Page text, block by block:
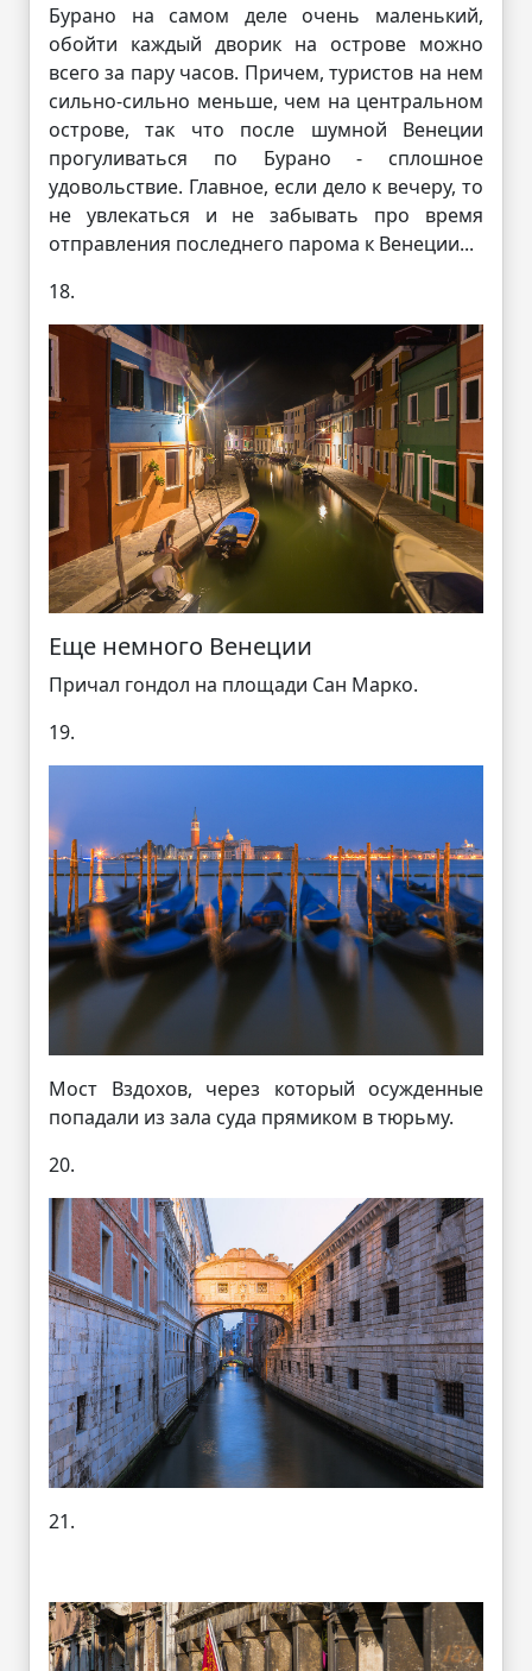
Бурано на самом деле очень маленький,
обойти каждый дворик на острове можно
всего за пару часов. Причем, туристов на нем
сильно-сильно меньше, чем на центральном
острове, так что после шумной Венеции
прогуливаться по Бурано - сплошное
удовольствие. Главное, если дело к вечеру, то
не увлекаться и не забывать про время
отправления последнего парома к Венеции...
18.
Еще немного Венеции
Причал гондол на площади Сан Марко.
19.
Мост Вздохов, через который осужденные
попадали из зала суда прямиком в тюрьму.
20.
21.